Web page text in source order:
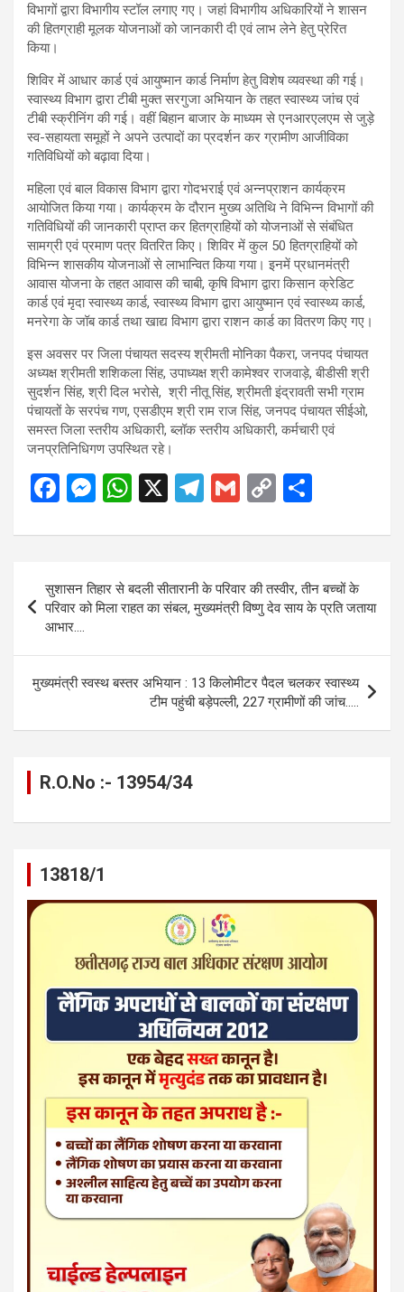
विभागों द्वारा विभागीय स्टॉल लगाए गए। जहां विभागीय अधिकारियों ने शासन
की हितग्राही मूलक योजनाओं को जानकारी दी एवं लाभ लेने हेतु प्रेरित
किया।
शिविर में आधार कार्ड एवं आयुष्मान कार्ड निर्माण हेतु विशेष व्यवस्था की गई।
स्वास्थ्य विभाग द्वारा टीबी मुक्त सरगुजा अभियान के तहत स्वास्थ्य जांच एवं
टीबी स्क्रीनिंग की गई। वहीं बिहान बाजार के माध्यम से एनआरएलएम से जुड़े
स्व-सहायता समूहों ने अपने उत्पादों का प्रदर्शन कर ग्रामीण आजीविका
गतिविधियों को बढ़ावा दिया।
महिला एवं बाल विकास विभाग द्वारा गोदभराई एवं अन्नप्राशन कार्यक्रम
आयोजित किया गया। कार्यक्रम के दौरान मुख्य अतिथि ने विभिन्न विभागों की
गतिविधियों की जानकारी प्राप्त कर हितग्राहियों को योजनाओं से संबंधित
सामग्री एवं प्रमाण पत्र वितरित किए। शिविर में कुल 50 हितग्राहियों को
विभिन्न शासकीय योजनाओं से लाभान्वित किया गया। इनमें प्रधानमंत्री
आवास योजना के तहत आवास की चाबी, कृषि विभाग द्वारा किसान क्रेडिट
कार्ड एवं मृदा स्वास्थ्य कार्ड, स्वास्थ्य विभाग द्वारा आयुष्मान एवं स्वास्थ्य कार्ड,
मनरेगा के जॉब कार्ड तथा खाद्य विभाग द्वारा राशन कार्ड का वितरण किए गए।
इस अवसर पर जिला पंचायत सदस्य श्रीमती मोनिका पैकरा, जनपद पंचायत
अध्यक्ष श्रीमती शशिकला सिंह, उपाध्यक्ष श्री कामेश्वर राजवाड़े, बीडीसी श्री
सुदर्शन सिंह, श्री दिल भरोसे, श्री नीतू सिंह, श्रीमती इंद्रावती सभी ग्राम
पंचायतों के सरपंच गण, एसडीएम श्री राम राज सिंह, जनपद पंचायत सीईओ,
समस्त जिला स्तरीय अधिकारी, ब्लॉक स्तरीय अधिकारी, कर्मचारी एवं
जनप्रतिनिधिगण उपस्थित रहे।
F
ce
o
o
k
M
se
g
W
at
A
p
X
T
e
gr
a
G
ail
C
py
Li
n
ar
navigation
सुशासन तिहार से बदली सीतारानी के परिवार की तस्वीर, तीन बच्चों के
परिवार को मिला राहत का संबल, मुख्यमंत्री विष्णु देव साय के प्रति जताया
आभार….
मुख्यमंत्री स्वस्थ बस्तर अभियान : 13 किलोमीटर पैदल चलकर स्वास्थ्य
टीम पहुंची बड़ेपल्ली, 227 ग्रामीणों की जांच…..
R.O.No :- 13954/34
13818/1